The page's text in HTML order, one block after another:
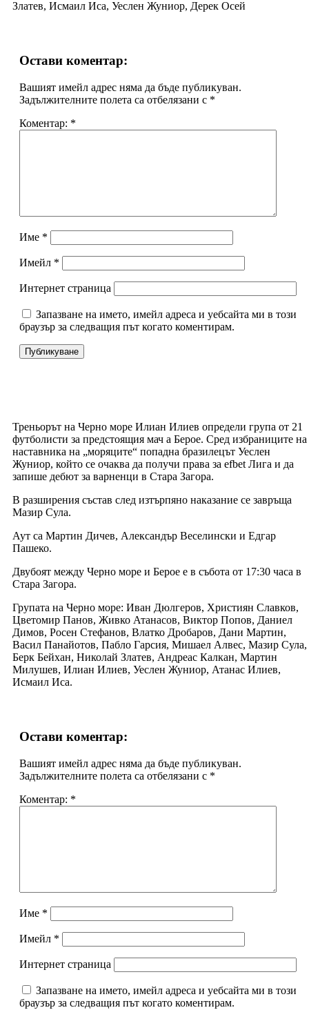
Златев, Исмаил Иса, Уеслен Жуниор, Дерек Осей
Остави коментар:
Вашият имейл адрес няма да бъде публикуван.
Задължителните полета са отбелязани с *
Коментар: *
Име *
Имейл *
Интернет страница
Запазване на името, имейл адреса и уебсайта ми в този
браузър за следващия път когато коментирам.
Треньорът на Черно море Илиан Илиев определи група от 21
футболисти за предстоящия мач а Берое. Сред избраниците на
наставника на „моряците“ попадна бразилецът Уеслен
Жуниор, който се очаква да получи права за efbet Лига и да
запише дебют за варненци в Стара Загора.
В разширения състав след изтърпяно наказание се завръща
Мазир Сула.
Аут са Мартин Дичев, Александър Веселински и Едгар
Пашеко.
Двубоят между Черно море и Берое е в събота от 17:30 часа в
Стара Загора.
Групата на Черно море: Иван Дюлгеров, Християн Славков,
Цветомир Панов, Живко Атанасов, Виктор Попов, Даниел
Димов, Росен Стефанов, Влатко Дробаров, Дани Мартин,
Васил Панайотов, Пабло Гарсия, Мишаел Алвес, Мазир Сула,
Берк Бейхан, Николай Златев, Андреас Калкан, Мартин
Милушев, Илиан Илиев, Уеслен Жуниор, Атанас Илиев,
Исмаил Иса.
Остави коментар:
Вашият имейл адрес няма да бъде публикуван.
Задължителните полета са отбелязани с *
Коментар: *
Име *
Имейл *
Интернет страница
Запазване на името, имейл адреса и уебсайта ми в този
браузър за следващия път когато коментирам.